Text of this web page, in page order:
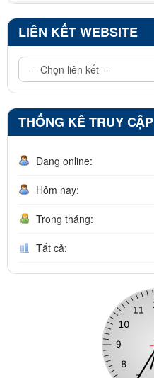
LIÊN KẾT WEBSITE
THỐNG KÊ TRUY CẬP
Đang online:
Hôm nay:
Trong tháng:
Tất cả: